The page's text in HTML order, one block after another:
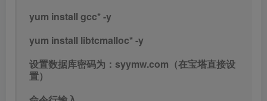
yum install gcc* -y
yum install libtcmalloc* -y
设置数据库密码为：syymw.com（在宝塔直接设
置）